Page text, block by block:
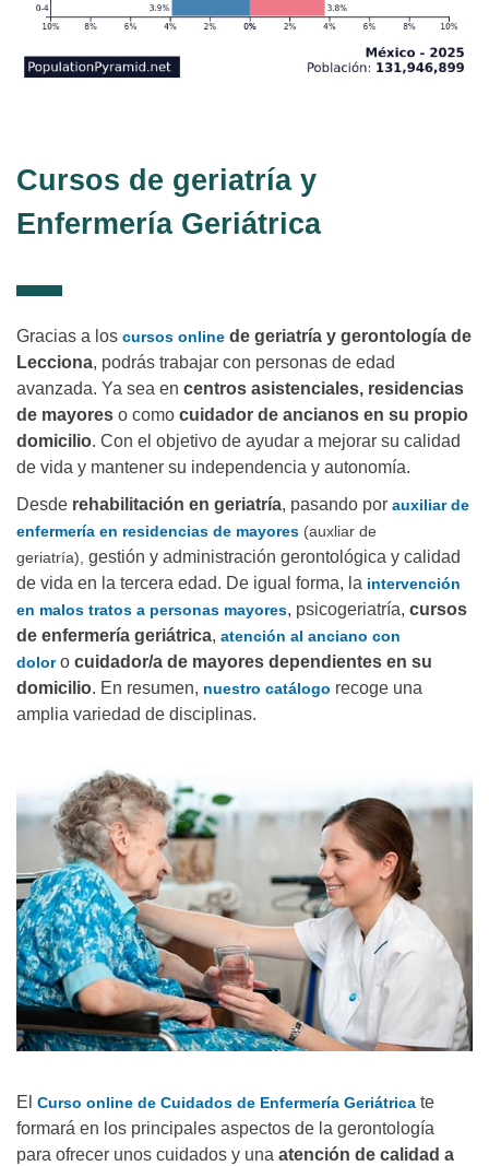
Cursos de geriatría y
Enfermería Geriátrica
Gracias a los cursos online de geriatría y gerontología de
Lecciona, podrás trabajar con personas de edad
avanzada. Ya sea en centros asistenciales, residencias
de mayores o como cuidador de ancianos en su propio
domicilio. Con el objetivo de ayudar a mejorar su calidad
de vida y mantener su independencia y autonomía.
Desde rehabilitación en geriatría, pasando por auxiliarde
enfermería en residencias de mayores (auxliar de
geriatría), gestión y administración gerontológica y calidad
de vida en la tercera edad. De igual forma, la intervención
en malos tratos a personas mayores, psicogeriatría, cursos
de enfermería geriátrica, atención al anciano con
doloro cuidador/a de mayores dependientes en su
domicilio. En resumen, nuestro catálogo recoge una
amplia variedad de disciplinas.
El Curso online de Cuidados de Enfermería Geriátrica te
formará en los principales aspectos de la gerontología
para ofrecer unos cuidados y una atención de calidad a